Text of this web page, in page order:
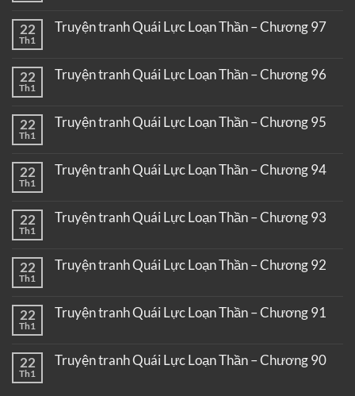
22
Th1
Truyện tranh Quái Lực Loạn Thần – Chương 97
22
Th1
Truyện tranh Quái Lực Loạn Thần – Chương 96
22
Th1
Truyện tranh Quái Lực Loạn Thần – Chương 95
22
Th1
Truyện tranh Quái Lực Loạn Thần – Chương 94
22
Th1
Truyện tranh Quái Lực Loạn Thần – Chương 93
22
Th1
Truyện tranh Quái Lực Loạn Thần – Chương 92
22
Th1
Truyện tranh Quái Lực Loạn Thần – Chương 91
22
Th1
Truyện tranh Quái Lực Loạn Thần – Chương 90